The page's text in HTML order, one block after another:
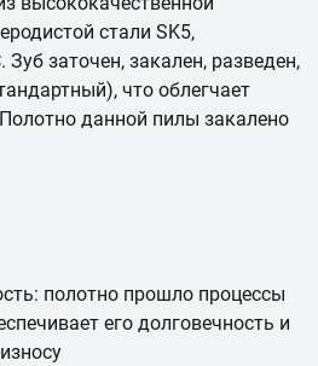
стали SK5,
заточен, закален, разведен,
что облегчает
данной пилы закалено
полотно прошло процессы
его долговечность и